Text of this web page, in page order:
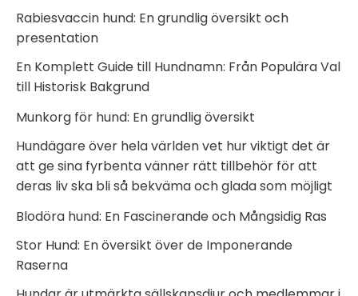
Rabiesvaccin hund: En grundlig översikt och
presentation
En Komplett Guide till Hundnamn: Från Populära Val
till Historisk Bakgrund
Munkorg för hund: En grundlig översikt
Hundägare över hela världen vet hur viktigt det är
att ge sina fyrbenta vänner rätt tillbehör för att
deras liv ska bli så bekväma och glada som möjligt
Blodöra hund: En Fascinerande och Mångsidig Ras
Stor Hund: En översikt över de Imponerande
Raserna